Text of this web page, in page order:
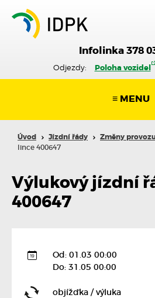
Infolinka 378
Odjezdy: Poloha vozidel
≡ MENU
Úvod Jízdní řády Změny
lince 400647
Výlukový jízdní
400647
Od: 01.03 00:00
Do: 31.05 00:00
objížďka / výluka